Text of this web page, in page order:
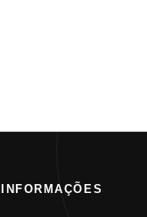
INFORMAÇÕES